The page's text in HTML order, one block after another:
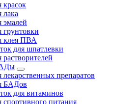
красок
лака
эмалей
грунтовки
клея ПВА
для шпатлевки
лекарственных препаратов
БАДов
для витаминов
спортивного питания